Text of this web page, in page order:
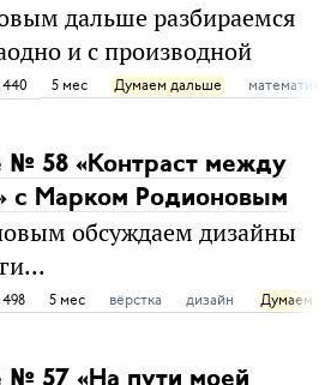
дальше разбираемся
и с производной
5 мес Думаем дальше математика
58 «Контраст между
с Марком Родионовым
обсуждаем дизайны
5 мес вёрстка дизайн Думаем
57 «На пути моей